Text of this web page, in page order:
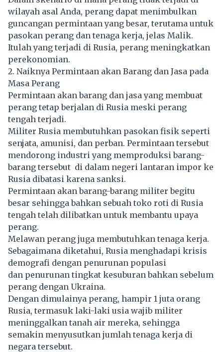
wilayah asal Anda, perang dapat menimbulkan
guncangan permintaan yang besar, terutama untuk
pasokan perang dan tenaga kerja, jelas Malik.
Itulah yang terjadi di Rusia, perang meningkatkan
perekonomian.
2. Naiknya Permintaan akan Barang dan Jasa pada
Masa Perang
Permintaan akan barang dan jasa yang membuat
perang tetap berjalan di Rusia meski perang
tengah terjadi.
Militer Rusia membutuhkan pasokan fisik seperti
senjata, amunisi, dan perban. Permintaan tersebut
mendorong industri yang memproduksi barang-
barang tersebut di dalam negeri lantaran impor ke
Rusia dibatasi karena sanksi.
Permintaan akan barang-barang militer begitu
besar sehingga bahkan sebuah toko roti di Rusia
tengah telah dilibatkan untuk membantu upaya
perang.
Melawan perang juga membutuhkan tenaga kerja.
Sebagaimana diketahui, Rusia menghadapi krisis
demografi dengan penurunan populasi
dan penurunan tingkat kesuburan bahkan sebelum
perang dengan Ukraina.
Dengan dimulainya perang, hampir 1 juta orang
Rusia, termasuk laki-laki usia wajib militer
meninggalkan tanah air mereka, sehingga
semakin menyusutkan jumlah tenaga kerja di
negara tersebut.